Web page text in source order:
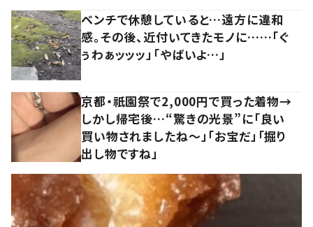
ベンチで休憩していると…遠方に違和
感。その後、近付いてきたモノに……「ぐ
ぅわぁッッッ」「やばいよ…」
京都・祇園祭で2,000円で買った着物→
しかし帰宅後…“驚きの光景”に「良い
買い物されましたね～」「お宝だ」「掘り
出し物ですね」